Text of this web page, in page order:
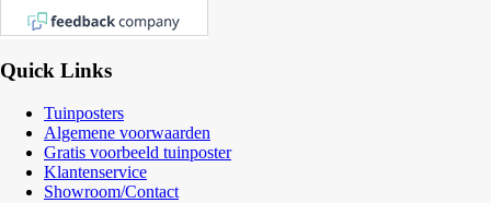
Quick Links
Tuinposters
Algemene voorwaarden
Gratis voorbeeld tuinposter
Klantenservice
Showroom/Contact